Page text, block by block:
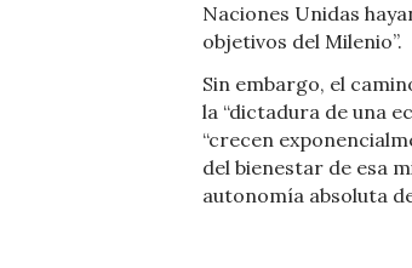
Naciones Unidas
objetivos del Milenio”.
Sin embargo, el
la “dictadura de una
“crecen
del bienestar de esa
autonomía absoluta